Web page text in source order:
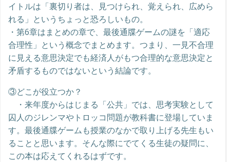
イトルは「裏切り者は、見つけられ、覚えられ、広めら
れる」というちょっと恐ろしいもの。
・第6章はまとめの章で、最後通牒ゲームの謎を「適応
合理性」という概念でまとめます。つまり、一見不合理
に見える意思決定でも経済人がもつ合理的な意思決定と
矛盾するものではないという結論です。
③どこが役立つか？
・来年度からはじまる「公共」では、思考実験として
囚人のジレンマやトロッコ問題が教科書に登場していま
す。最後通牒ゲームも授業のなかで取り上げる先生もい
ることと思います。そんな際にでてくる生徒の疑問に、
この本は応えてくれるはずです。